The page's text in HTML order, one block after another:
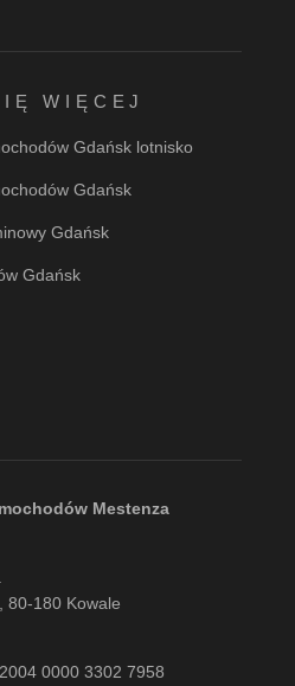
WIĘCEJ
Gdańsk lotnisko
Gdańsk
Gdańsk
Gdańsk
Mestenza
80-180 Kowale
0000 3302 7958